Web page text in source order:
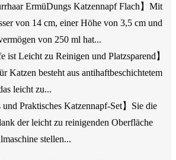
ErmüDungs Katzennapf Flach】Mit
von 14 cm, einer Höhe von 3,5 cm und
von 250 ml hat...
ist Leicht zu Reinigen und Platzsparend】
Katzen besteht aus antihaftbeschichtetem
leicht zu...
Praktisches Katzennapf-Set】Sie die
der leicht zu reinigenden Oberfläche
stellen...